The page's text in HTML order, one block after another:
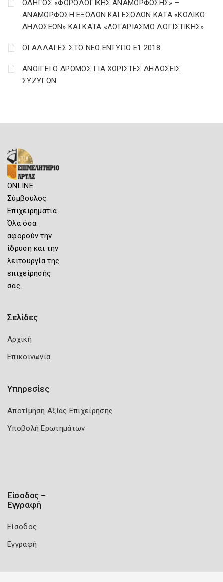
ΟΔΗΓΟΣ «ΦΟΡΟΛΟΓΙΚΗΣ ΑΝΑΜΟΡΦΩΣΗΣ» –
ΑΝΑΜΟΡΦΩΣΗ ΕΞΟΔΩΝ ΚΑΙ ΕΣΟΔΩΝ ΚΑΤΑ «ΚΩΔΙΚΟ
ΔΗΛΩΣΕΩΝ» ΚΑΙ ΚΑΤΑ «ΛΟΓΑΡΙΑΣΜΟ ΛΟΓΙΣΤΙΚΗΣ»
ΟΙ ΑΛΛΑΓΕΣ ΣΤΟ ΝΕΟ ΕΝΤΥΠΟ Ε1 2018
ΑΝΟΙΓΕΙ Ο ΔΡΟΜΟΣ ΓΙΑ ΧΩΡΙΣΤΕΣ ΔΗΛΩΣΕΙΣ
ΣΥΖΥΓΩΝ
ONLINE
Σύμβουλος
Επιχειρηματία
Όλα όσα
αφορούν την
ίδρυση και την
λειτουργία της
επιχείρησής
σας.
Σελίδες
Αρχική
Επικοινωνία
Υπηρεσίες
Αποτίμηση Αξίας Επιχείρησης
Υποβολή Ερωτημάτων
Είσοδος –
Εγγραφή
Είσοδος
Εγγραφή